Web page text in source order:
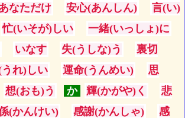
なただけ 安心(あんしん)
言(い)
忙(いそが)しい
一緒(いっしょ)に
いなす 失(うしな)う
裏切
れ)しい 運命(うんめい)
思
想(おも)う か 輝(かがや)く
悲
(かんけい) 感謝(かんしゃ)
感